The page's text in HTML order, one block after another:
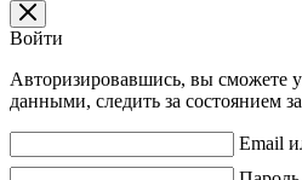
Войти
Авторизировавшись, вы сможете
данными, следить за состоянием
Email